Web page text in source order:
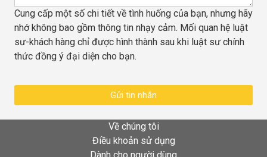
Cung cấp một số chi tiết về tình huống của bạn, nhưng hãy
nhớ không bao gồm thông tin nhạy cảm. Mối quan hệ luật
sư-khách hàng chỉ được hình thành sau khi luật sư chính
thức đồng ý đại diện cho bạn.
Gửi tin nhắn
Về chúng tôi
Điều khoản sử dụng